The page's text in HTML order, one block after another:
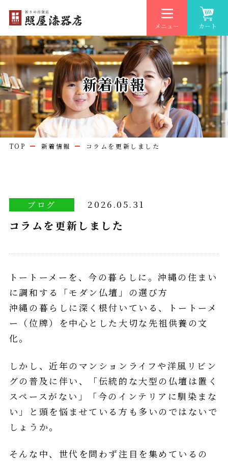
カート
メニュー
新着情報
TOP 新着情報 コラムを更新しました
ブログ 2026.05.31
コラムを更新しました
トートーメーを、今の暮らしに。沖縄の住まい
に調和する「モダン仏壇」の選び方
沖縄の暮らしに深く根付いている、トートーメ
ー（位牌）を中心とした大切な先祖供養の文
化。
しかし、近年のマンションライフや洋風リビン
グの普及に伴い、「伝統的な大型の仏壇は置く
スペースがない」「今のインテリアに馴染まな
い」と頭を悩ませている方も多いのではないで
しょうか。
そんな中、世代を問わず注目を集めているの